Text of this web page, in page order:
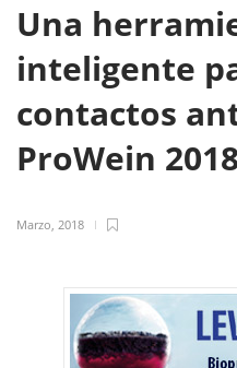
Una
inteligente
contactos
ProWein 2018
Marzo, 2018